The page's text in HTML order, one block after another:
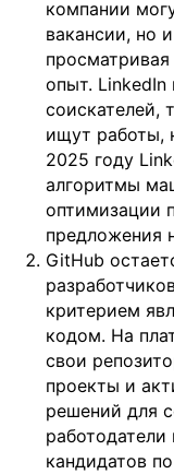
компании
вакансии, но
опыт. LinkedIn
соискателей,
ищут работы,
2025 году
алгоритмы
оптимизации
предложения
GitHub
критерием
кодом. На
свои
проекты и
решений для
работодатели
кандидатов